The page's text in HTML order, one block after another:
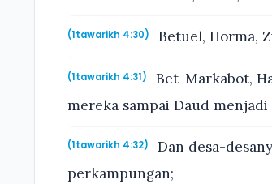
(1tawarikh 4:30) Betuel, Horma,
(1tawarikh 4:31)
Bet-Markabot,
mereka sampai Daud menjadi
(1tawarikh 4:32)
Dan desa-
perkampungan;